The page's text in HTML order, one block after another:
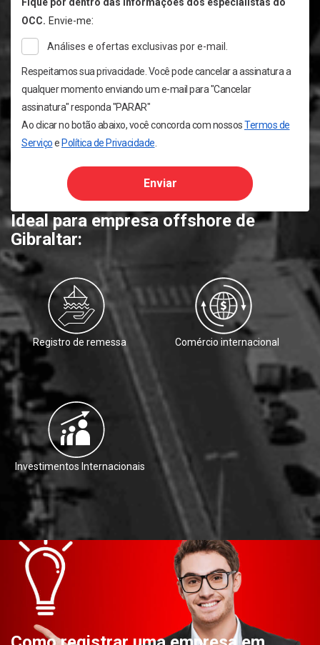
OCC. Envie-me:
Análises e ofertas exclusivas por e-mail.
Respeitamos sua privacidade. Você pode cancelar a assinatura a
qualquer momento enviando um e-mail para "Cancelar
assinatura" responda "PARAR"
Ao clicar no botão abaixo, você concorda com nossosTermos de
Serviçoe Política de Privacidade
Enviar
Ideal para empresa offshore de
Gibraltar:
Registro de remessa Comércio internacional
Investimentos Internacionais